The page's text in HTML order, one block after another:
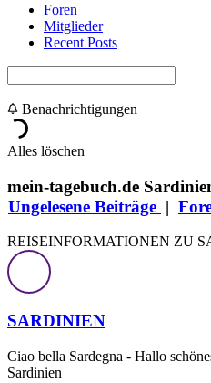
Foren
Mitglieder
Recent Posts
Benachrichtigungen
Alles löschen
mein-tagebuch.de
Ungelesene Beiträge |
REISEINFORMATIONEN ZU
SARDINIEN
Ciao bella Sardegna - Hallo
Sardinien